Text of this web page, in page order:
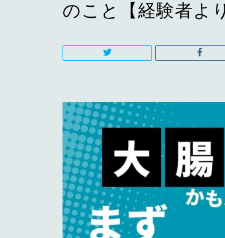
のこと【経験者よ